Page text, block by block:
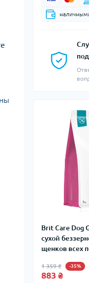
Brit Care Dog
сухой
щенков всех
1 359 ₴ -35%
883 ₴